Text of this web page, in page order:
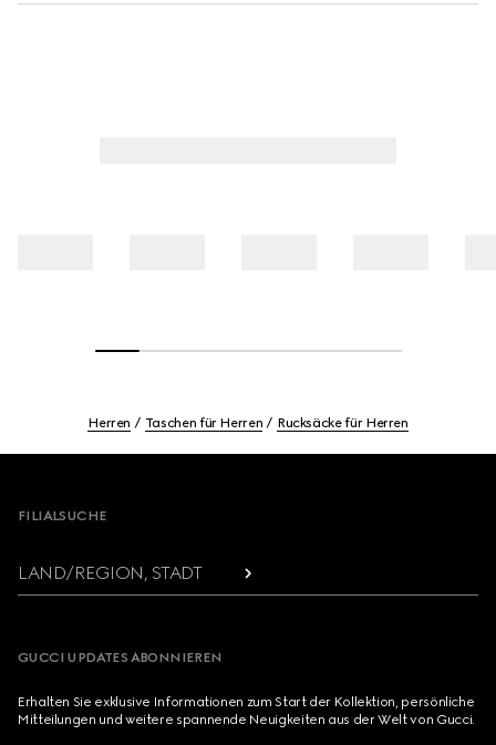
Herren Taschen für Herren Rucksäcke für Herren
FILIALSUCHE
LAND/REGION, STADT
GUCCI UPDATES ABONNIEREN
Erhalten Sie exklusive Informationen zum Start der Kollektion, persönliche
Mitteilungen und weitere spannende Neuigkeiten aus der Welt von Gucci.